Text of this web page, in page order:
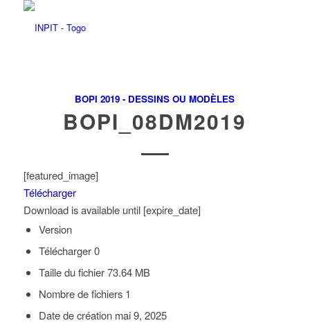
BOPI 2019 - DESSINS OU MODÈLES
BOPI_08DM2019
[featured_image]
Télécharger
Download is available until [expire_date]
Version
Télécharger0
Taille du fichier73.64 MB
Nombre de fichiers 1
Date de création mai 9, 2025